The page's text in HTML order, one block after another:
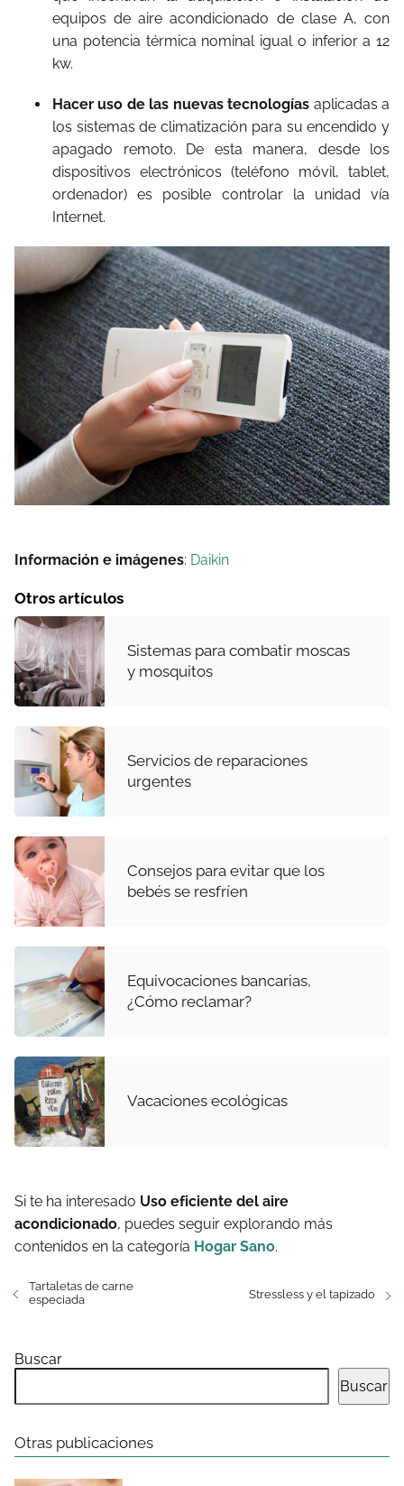
equipos de aire acondicionado de clase A, con
una potencia térmica nominal igual o inferior a 12
kw.
Hacer uso de las nuevas tecnologías aplicadas a
los sistemas de climatización para su encendido y
apagado remoto. De esta manera, desde los
dispositivos electrónicos (teléfono móvil, tablet,
ordenador) es posible controlar la unidad vía
Internet.
Información e imágenes: Daikin
Otros artículos
Sistemas para combatir moscas
y mosquitos
Servicios de reparaciones
urgentes
Consejos para evitar que los
bebés se resfríen
Equivocaciones bancarias,
¿Cómo reclamar?
Vacaciones ecológicas
Si te ha interesado Uso eficiente del aire
acondicionado, puedes seguir explorando más
contenidos en la categoría Hogar Sano.
Tartaletas de carne
especiada
Stressless y el tapizado
Buscar
Buscar
Otras publicaciones